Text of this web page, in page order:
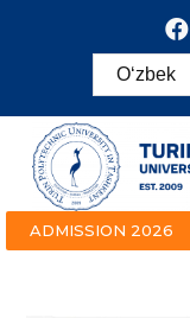
ADMISSION 2026